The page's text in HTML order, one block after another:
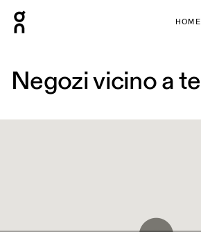
HOME
Negozi vicino a te